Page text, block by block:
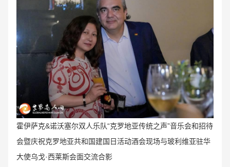
霍伊萨克&诺沃塞尔双人乐队“克罗地亚传统之声”音乐会和招待
会暨庆祝克罗地亚共和国建国日活动酒会现场与玻利维亚驻华
大使乌戈·西莱斯会面交流合影